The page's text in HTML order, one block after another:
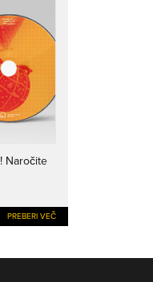
! Naročite
PREBERI VEČ